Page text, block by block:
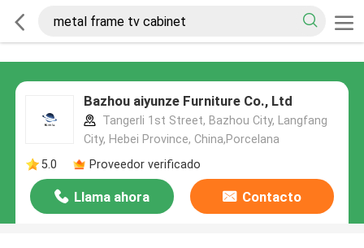
Bazhou aiyunze Furniture Co., Ltd
Tangerli 1st Street, Bazhou City, Langfang
City, Hebei Province, China,Porcelana
5.0
Proveedor verificado
Llama ahora Contacto